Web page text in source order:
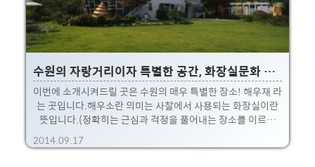
수원의 자랑거리이자 특별한 공간, 화장실문화 전시관 해우재
이번에 소개시켜드릴 곳은 수원의 매우 특별한 장소! 해우재 라
는 곳입니다.해우소란 의미는 사찰에서 사용되는 화장실이란
뜻입니다.(정확히는 근심과 걱정을 풀어내는 장소를 이르는
말) 전통 음식점 같은데 가보면 아직도 해우소란 이름을 쓰더군
요. ㅎㅎ아주 예전에 어떤 모 커뮤니티 이름도 해우소란 곳이
2014.09.17